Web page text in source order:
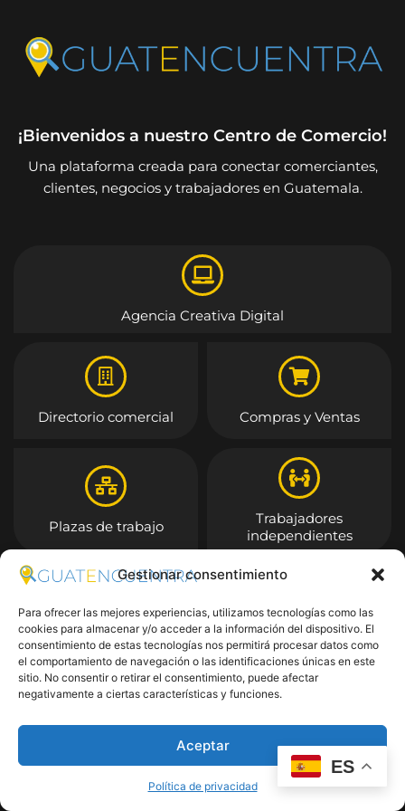
Gestionar consentimiento
Para ofrecer las mejores experiencias, utilizamos tecnologías como las
cookies para almacenar y/o acceder a la información del dispositivo. El
consentimiento de estas tecnologías nos permitirá procesar datos como
el comportamiento de navegación o las identificaciones únicas en este
sitio. No consentir o retirar el consentimiento, puede afectar
negativamente a ciertas características y funciones.
Aceptar
Política de privacidad
¡Bienvenidos a nuestro Centro de Comercio!
Una plataforma creada para conectar comerciantes,
clientes, negocios y trabajadores en Guatemala.
Agencia Creativa Digital
Directorio comercial Compras y Ventas
Plazas de trabajo
Trabajadores
independientes
Entrar
ES